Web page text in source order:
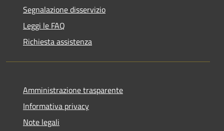
Segnalazione disservizio
Leggi le FAQ
Richiesta assistenza
Amministrazione trasparente
Informativa privacy
Note legali